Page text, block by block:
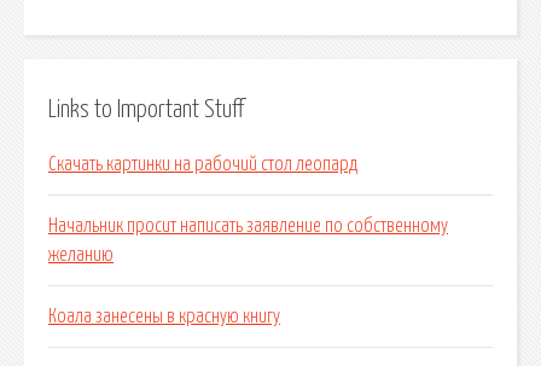
Links to Important Stuff
Скачать картинки на рабочий стол леопард
Начальник просит написать заявление по собственному
желанию
Коала занесены в красную книгу